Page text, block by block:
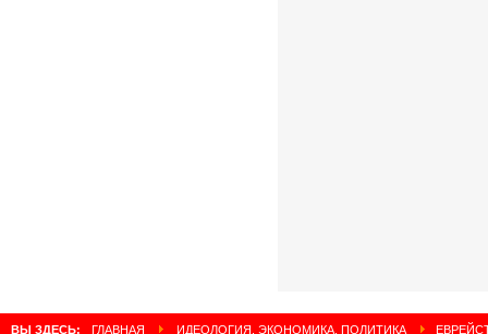
ВЫ ЗДЕСЬ: ГЛАВНАЯ ИДЕОЛОГИЯ, ЭКОНОМИКА, ПОЛИТИКА